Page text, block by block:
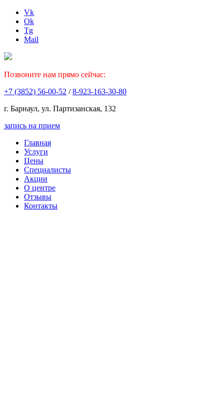
Vk
Ok
Tg
Mail
Позвоните нам прямо сейчас:
+7 (3852) 56-00-52 / 8-923-163-30-80
г. Барнаул, ул. Партизанская, 132
запись на прием
Главная
Услуги
Цены
Специалисты
Акции
О центре
Отзывы
Контакты